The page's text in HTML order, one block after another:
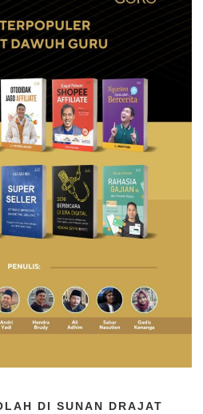
DI SUNAN DRAJAT